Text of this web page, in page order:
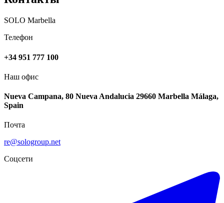
SOLO Marbella
Телефон
+34 951 777 100
Наш офис
Nueva Campana, 80 Nueva Andalucia 29660 Marbella Málaga,
Spain
Почта
re@sologroup.net
Соцсети